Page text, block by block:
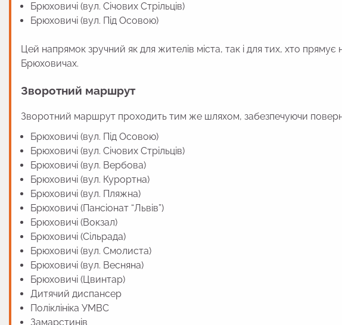
Брюховичі (вул. Січових Стрільців)
Брюховичі (вул. Під Осовою)
Цей напрямок зручний як для жителів міста, так і для тих, хто
Брюховичах.
Зворотний маршрут
Зворотний маршрут проходить тим же шляхом, забезпечуючи
Брюховичі (вул. Під Осовою)
Брюховичі (вул. Січових Стрільців)
Брюховичі (вул. Вербова)
Брюховичі (вул. Курортна)
Брюховичі (вул. Пляжна)
Брюховичі (Пансіонат “Львів”)
Брюховичі (Вокзал)
Брюховичі (Сільрада)
Брюховичі (вул. Смолиста)
Брюховичі (вул. Весняна)
Брюховичі (Цвинтар)
Дитячий диспансер
Поліклініка УМВС
Замарстинів